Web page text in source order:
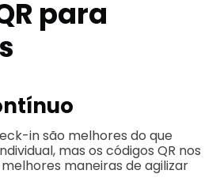
para
in são melhores do que
mas os códigos QR nos
maneiras de agilizar